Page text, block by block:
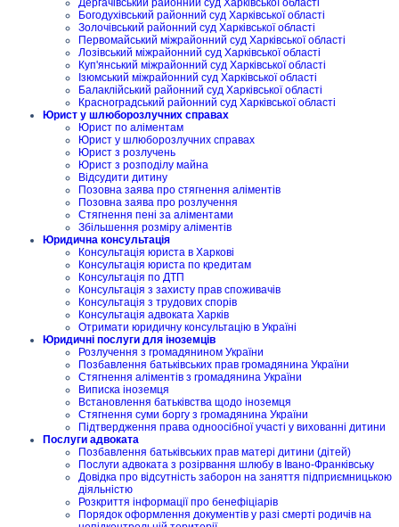
Дергачівський районний суд Харківської області
Богодухівський районний суд Харківської області
Золочівський районний суд Харківської області
Первомайський міжрайонний суд Харківської області
Лозівський міжрайонний суд Харківської області
Куп'янський міжрайонний суд Харківської області
Ізюмський міжрайонний суд Харківської області
Балаклійський районний суд Харківської області
Красноградський районний суд Харківської області
Юрист у шлюборозлучних справах
Юрист по аліментам
Юрист у шлюборозлучних справах
Юрист з розлучень
Юрист з розподілу майна
Відсудити дитину
Позовна заява про стягнення аліментів
Позовна заява про розлучення
Стягнення пені за аліментами
Збільшення розміру аліментів
Юридична консультація
Консультація юриста в Харкові
Консультація юриста по кредитам
Консультація по ДТП
Консультація з захисту прав споживачів
Консультація з трудових спорів
Консультація адвоката Харків
Отримати юридичну консультацію в Україні
Юридичні послуги для іноземців
Розлучення з громадянином України
Позбавлення батьківських прав громадянина України
Стягнення аліментів з громадянина України
Виписка іноземця
Встановлення батьківства щодо іноземця
Стягнення суми боргу з громадянина України
Підтвердження права одноосібної участі у вихованні дитини
Послуги адвоката
Позбавлення батьківських прав матері дитини (дітей)
Послуги адвоката з розірвання шлюбу в Івано-Франківську
Довідка про відсутність заборон на заняття підприємницькою
діяльністю
Розкриття інформації про бенефіціарів
Порядок оформлення документів у разі смерті родичів на